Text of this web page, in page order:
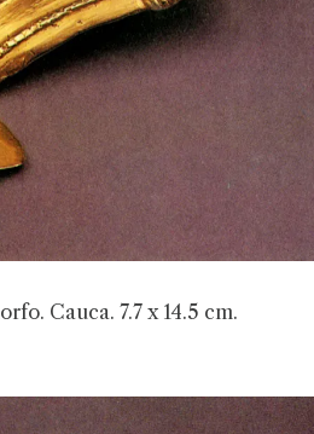
Cauca. 7.7 x 14.5 cm.